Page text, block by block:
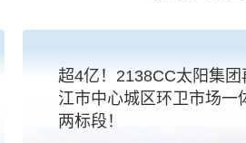
超4亿！2138CC太阳集
江市中心城区环卫市场一
两标段！